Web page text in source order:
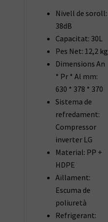
Nivell de soroll:
38dB
Capacitat: 30L
Pes Net: 12,2 kg
Dimensions An
* Pr * Al mm:
630 * 378 * 370
Sistema de
refredament:
Compressor
inverter LG
Material: PP +
HDPE
Aïllament:
Escuma de
poliuretà
Refrigerant: